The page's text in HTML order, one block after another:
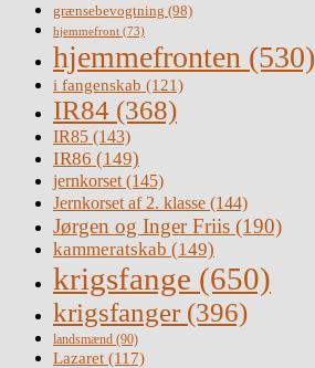
grænsebevogtning (98)
hjemmefront (73)
hjemmefronten (530)
i fangenskab (121)
IR84 (368)
IR85 (143)
IR86 (149)
jernkorset(145)
Jernkorset af 2. klasse (144)
Jørgen og Inger Friis (190)
kammeratskab (149)
krigsfange (650)
krigsfanger (396)
landsmænd (90)
Lazaret (117)